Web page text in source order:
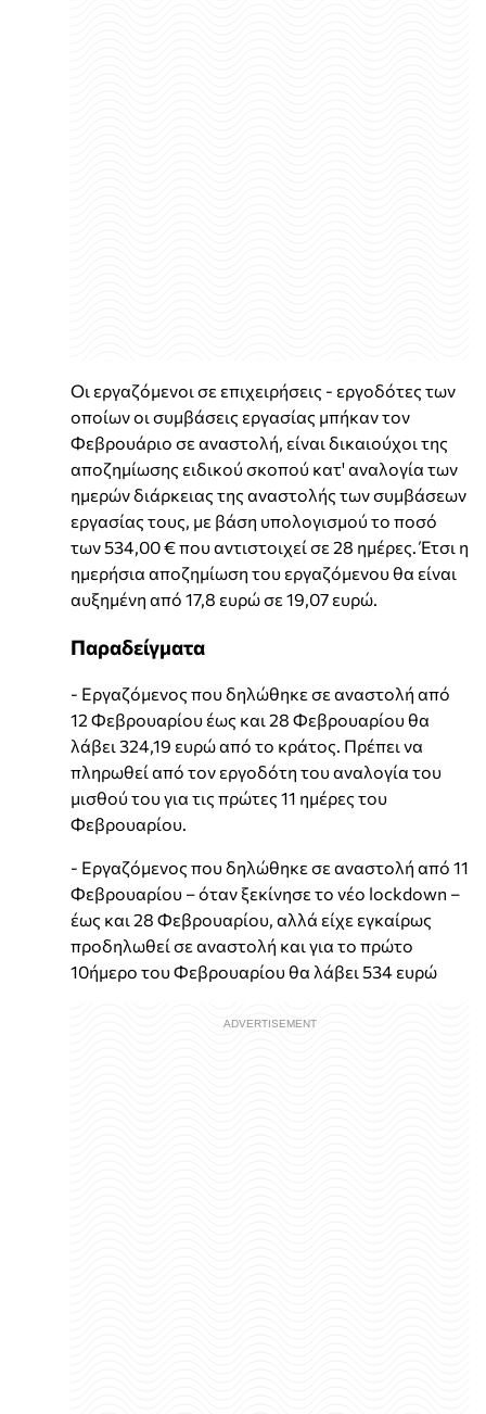
Οι εργαζόμενοι σε επιχειρήσεις - εργοδότες των
οποίων οι συμβάσεις εργασίας μπήκαν τον
Φεβρουάριο σε αναστολή, είναι δικαιούχοι της
αποζημίωσης ειδικού σκοπού κατ' αναλογία των
ημερών διάρκειας της αναστολής των συμβάσεων
εργασίας τους, με βάση υπολογισμού το ποσό
των 534,00 € που αντιστοιχεί σε 28 ημέρες. Έτσι η
ημερήσια αποζημίωση του εργαζόμενου θα είναι
αυξημένη από 17,8 ευρώ σε 19,07 ευρώ.
Παραδείγματα
- Εργαζόμενος που δηλώθηκε σε αναστολή από
12 Φεβρουαρίου έως και 28 Φεβρουαρίου θα
λάβει 324,19 ευρώ από το κράτος. Πρέπει να
πληρωθεί από τον εργοδότη του αναλογία του
μισθού του για τις πρώτες 11 ημέρες του
Φεβρουαρίου.
- Εργαζόμενος που δηλώθηκε σε αναστολή από 11
Φεβρουαρίου – όταν ξεκίνησε το νέο lockdown –
έως και 28 Φεβρουαρίου, αλλά είχε εγκαίρως
προδηλωθεί σε αναστολή και για το πρώτο
10ήμερο του Φεβρουαρίου θα λάβει 534 ευρώ